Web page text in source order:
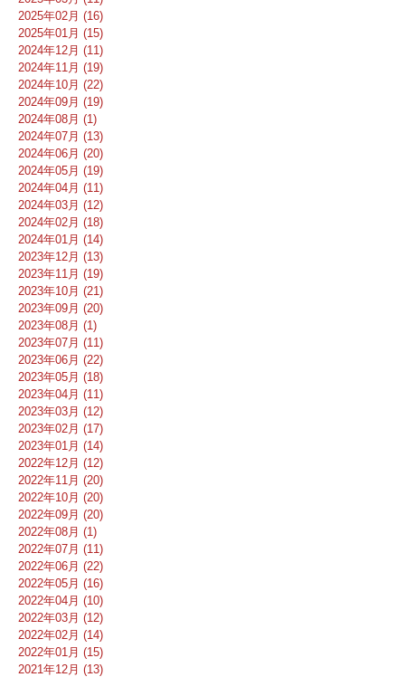
2025年02月 (16)
2025年01月 (15)
2024年12月 (11)
2024年11月 (19)
2024年10月 (22)
2024年09月 (19)
2024年08月 (1)
2024年07月 (13)
2024年06月 (20)
2024年05月 (19)
2024年04月 (11)
2024年03月 (12)
2024年02月 (18)
2024年01月 (14)
2023年12月 (13)
2023年11月 (19)
2023年10月 (21)
2023年09月 (20)
2023年08月 (1)
2023年07月 (11)
2023年06月 (22)
2023年05月 (18)
2023年04月 (11)
2023年03月 (12)
2023年02月 (17)
2023年01月 (14)
2022年12月 (12)
2022年11月 (20)
2022年10月 (20)
2022年09月 (20)
2022年08月 (1)
2022年07月 (11)
2022年06月 (22)
2022年05月 (16)
2022年04月 (10)
2022年03月 (12)
2022年02月 (14)
2022年01月 (15)
2021年12月 (13)